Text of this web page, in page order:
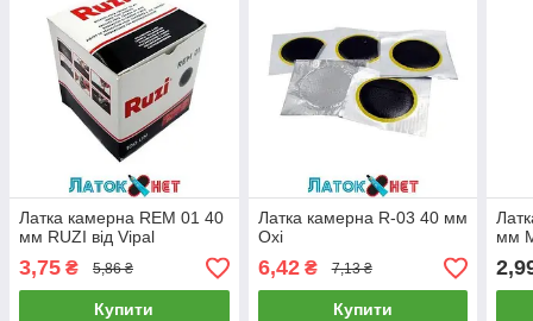
Латка камерна REM 01 40
мм RUZI від Vipal
3,75 ₴ 5,86 ₴
Купити
Латка камерна R-03 40 мм
Oxi
6,42₴ 7,13 ₴
Купити
мм